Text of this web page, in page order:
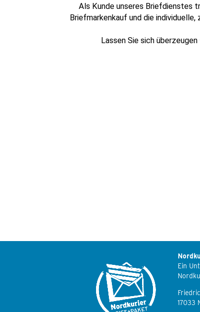
Als Kunde unseres Briefdienstes
Briefmarkenkauf und die
Lassen Sie sich überzeugen
Ein
17033